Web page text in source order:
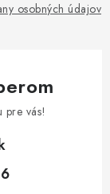
osobných údajov
pre vás!